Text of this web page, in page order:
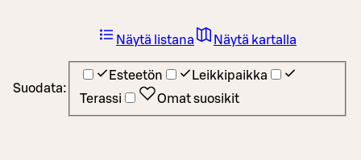
Suodata:
Esteetön
Leikkipaikka
Terassi
Omat suosikit
Näytä listana Näytä kartalla